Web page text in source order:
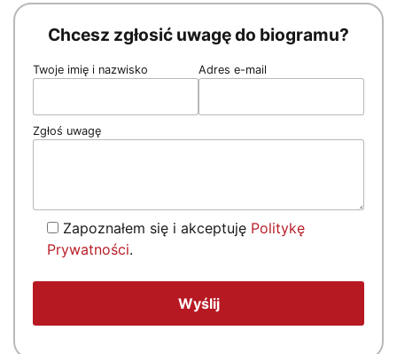
Chcesz zgłosić uwagę do biogramu?
Twoje imię i nazwisko Adres e-mail
Zgłoś uwagę
Zapoznałem się i akceptuję Politykę
Prywatności.